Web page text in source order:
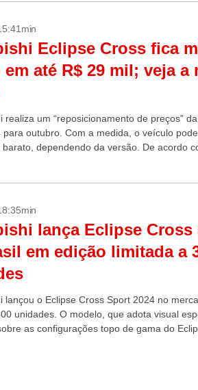
Eclipse Cross fica
em até R$ 29 mil; veja a
realiza um “reposicionamento de preços”
para outubro. Com a medida, o veículo
dependendo da versão. De acordo
lança Eclipse Cross
em edição limitada a
lançou o Eclipse Cross Sport 2024 no
unidades. O modelo, que adota visual
as configurações topo de gama do